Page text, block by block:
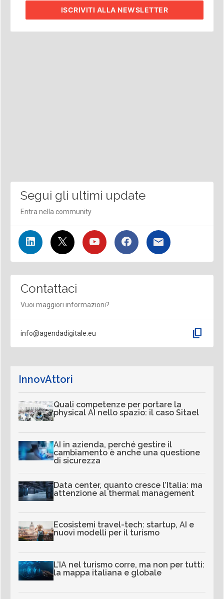
ISCRIVITI ALLA NEWSLETTER
Segui gli ultimi update
Entra nella community
Contattaci
Vuoi maggiori informazioni?
info@agendadigitale.eu content_copy
InnovAttori
Quali competenze per portare la
physical AI nello spazio: il caso Sitael
AI in azienda, perché gestire il
cambiamento è anche una questione
di sicurezza
Data center, quanto cresce l’Italia: ma
attenzione al thermal management
Ecosistemi travel-tech: startup, AI e
nuovi modelli per il turismo
L’IA nel turismo corre, ma non per tutti:
la mappa italiana e globale